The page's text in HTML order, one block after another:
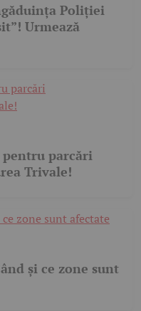
Poliției
Urmează
parcări
Trivale!
și ce zone sunt